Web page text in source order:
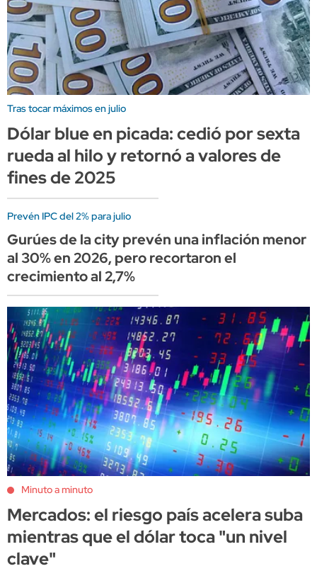
Tras tocar máximos en julio
Dólar blue en picada: cedió por sexta
rueda al hilo y retornó a valores de
fines de 2025
Prevén IPC del 2% para julio
Gurúes de la city prevén una inflación menor
al 30% en 2026, pero recortaron el
crecimiento al 2,7%
Minuto a minuto
Mercados: el riesgo país acelera suba
mientras que el dólar toca "un nivel
clave"